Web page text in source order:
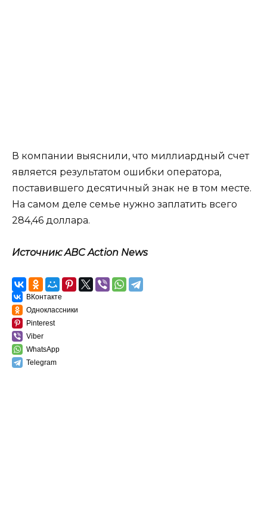
В компании выяснили, что миллиардный счет
является результатом ошибки оператора,
поставившего десятичный знак не в том месте.
На самом деле семье нужно заплатить всего
284,46 доллара.
Источник: ABC Action News
ВКонтакте
Одноклассники
Pinterest
Viber
WhatsApp
Telegram